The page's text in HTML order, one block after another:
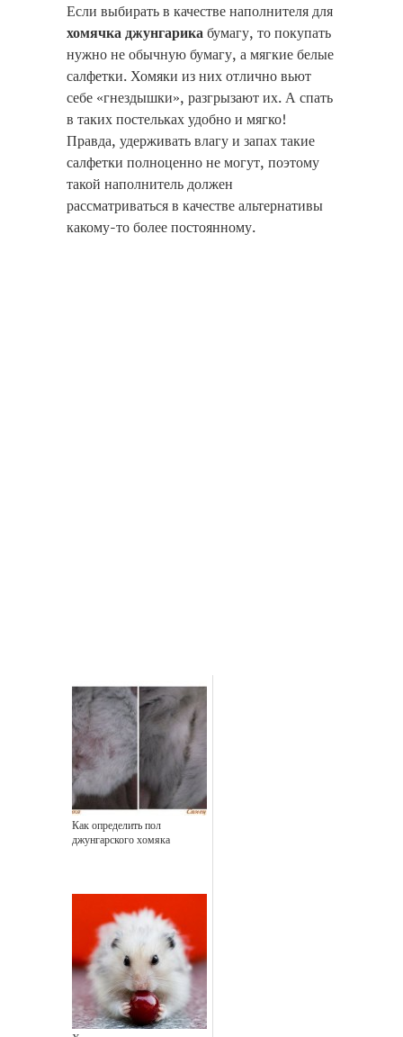
Если выбирать в качестве наполнителя для
хомячка джунгарикабумагу, то покупать
нужно не обычную бумагу, а мягкие белые
салфетки. Хомяки из них отлично вьют
себе «гнездышки», разгрызают их. А спать
в таких постельках удобно и мягко!
Правда, удерживать влагу и запах такие
салфетки полноценно не могут, поэтому
такой наполнитель должен
рассматриваться в качестве альтернативы
какому-то более постоянному.
Как определить пол
джунгарского хомяка